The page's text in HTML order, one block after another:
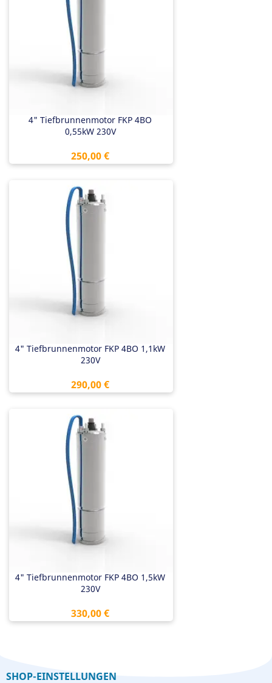
4" Tiefbrunnenmotor FKP 4BO
0,55kW 230V
Preis
250,00 €
4" Tiefbrunnenmotor FKP 4BO 1,1kW
230V
Preis
290,00 €
4" Tiefbrunnenmotor FKP 4BO 1,5kW
230V
Preis
330,00 €
SHOP-EINSTELLUNGEN